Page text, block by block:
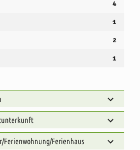
4
1
2
1
Ferienwohnung/Ferienhaus